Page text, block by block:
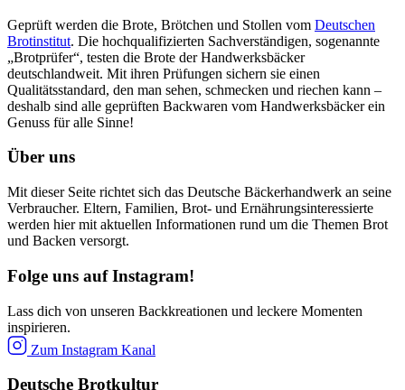
Geprüft werden die Brote, Brötchen und Stollen vom Deutschen
Brotinstitut. Die hochqualifizierten Sachverständigen, sogenannte
„Brotprüfer“, testen die Brote der Handwerksbäcker
deutschlandweit. Mit ihren Prüfungen sichern sie einen
Qualitätsstandard, den man sehen, schmecken und riechen kann –
deshalb sind alle geprüften Backwaren vom Handwerksbäcker ein
Genuss für alle Sinne!
Über uns
Mit dieser Seite richtet sich das Deutsche Bäckerhandwerk an seine
Verbraucher. Eltern, Familien, Brot- und Ernährungsinteressierte
werden hier mit aktuellen Informationen rund um die Themen Brot
und Backen versorgt.
Folge uns auf Instagram!
Lass dich von unseren Backkreationen und leckere Momenten
inspirieren.
Zum Instagram Kanal
Deutsche Brotkultur